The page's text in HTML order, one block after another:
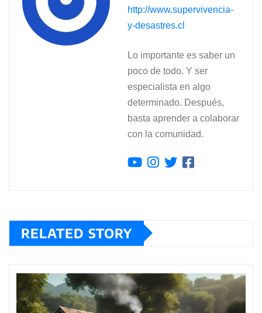
http://www.supervivencia-
y-desastres.cl
Lo importante es saber un
poco de todo. Y ser
especialista en algo
determinado. Después,
basta aprender a colaborar
con la comunidad.
RELATED STORY